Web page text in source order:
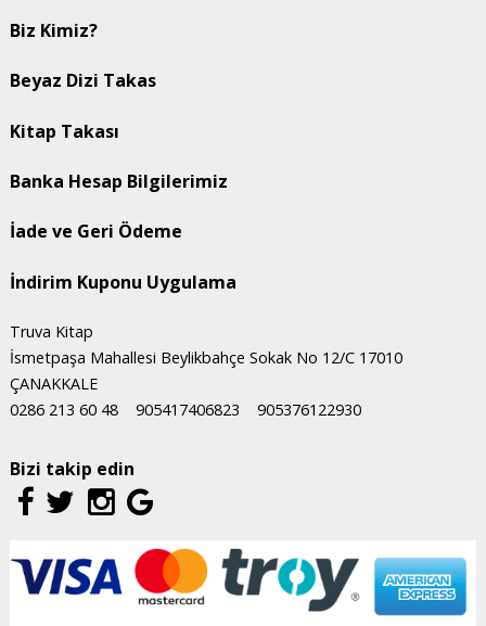
Biz Kimiz?
Beyaz Dizi Takas
Kitap Takası
Banka Hesap Bilgilerimiz
İade ve Geri Ödeme
İndirim Kuponu Uygulama
Truva Kitap
İsmetpaşa Mahallesi Beylikbahçe Sokak No 12/C 17010
ÇANAKKALE
0286 213 60 48
905417406823 905376122930
Bizi takip edin